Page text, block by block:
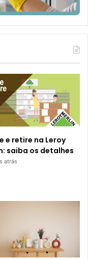
e retire na Leroy
saiba os detalhes
atrás